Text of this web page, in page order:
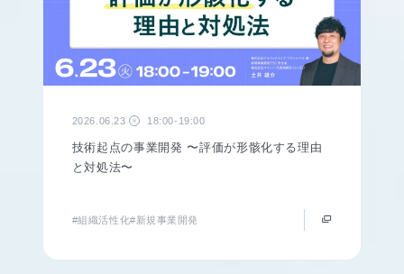
2026.06.23 火 18:00-19:00
技術起点の事業開発 〜評価が形骸化する理由
と対処法〜
#組織活性化#新規事業開発